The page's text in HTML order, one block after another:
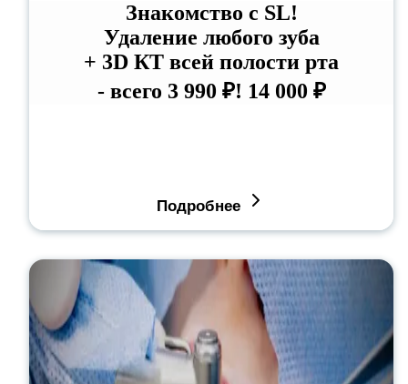
Знакомство с SL!
Удаление любого зуба
+ 3D КТ всей полости рта
- всего 3 990 ₽! 14 000 ₽
Подробнее